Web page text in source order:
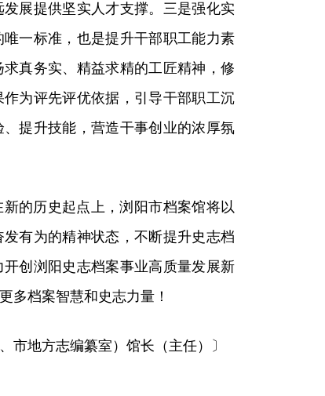
展提供坚实人才支撑。三是强化实
一标准，也是提升干部职工能力素
真务实、精益求精的工匠精神，修
为评先评优依据，引导干部职工沉
提升技能，营造干事创业的浓厚氛
的历史起点上，浏阳市档案馆将以
有为的精神状态，不断提升史志档
创浏阳史志档案事业高质量发展新
多档案智慧和史志力量！
市地方志编纂室）馆长（主任）〕